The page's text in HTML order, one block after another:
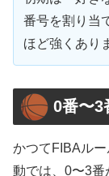
番号を割り当
ほど強くあり
0番〜3
かつてFIBAル
動では、0〜3番